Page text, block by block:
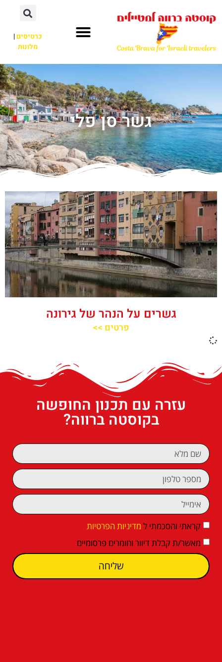
כרטיסים|
מלונות
גשר סן פלי
גשרים על הנהר של גירונה
פרטים >>
עזרה עם תכנון החופשה
בקוסטה ברווה?
קראתי והסכמתי ל מדיניות הפרטיות
מאשר/ת קבלת דיוור וחומרים פרסומיים
שליחה